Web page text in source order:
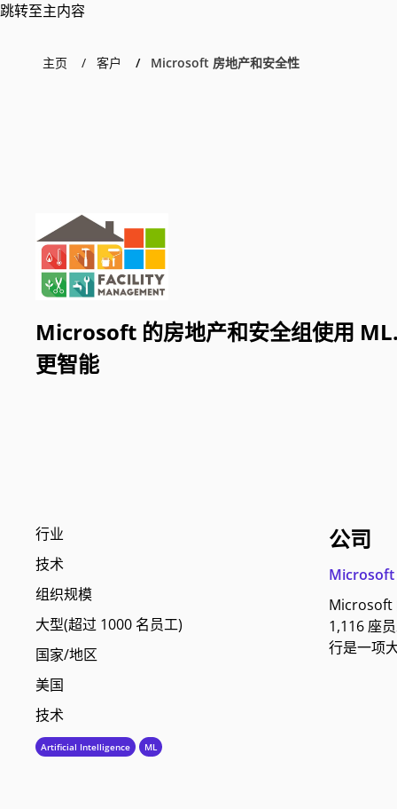
跳转至主内容
主页 客户 Microsoft 房地产和安全性
Microsoft 的房地产和安全组使用
更智能
行业
技术
组织规模
大型(超过 1000 名员工)
国家/地区
美国
技术
Artificial Intelligence ML
公司
Microsoft
Microsoft
1,116 座
行是一项